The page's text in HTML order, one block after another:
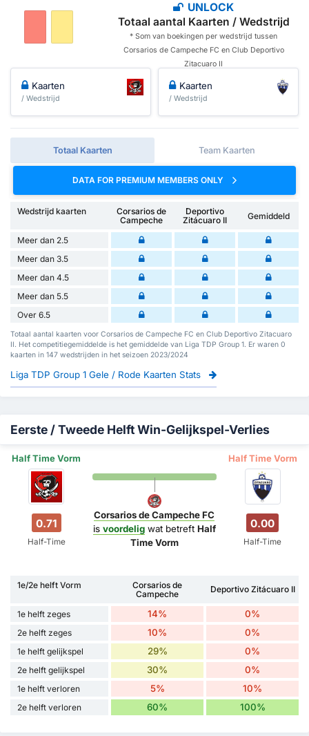
UNLOCK
Totaal aantal Kaarten / Wedstrijd
* Som van boekingen per wedstrijd tussen
Corsarios de Campeche FC en Club Deportivo
Zitacuaro II
Kaarten
/ Wedstrijd
Kaarten
/ Wedstrijd
Totaal Kaarten Team Kaarten
DATA FOR PREMIUM MEMBERS ONLY
Wedstrijd kaarten
Corsarios de
Campeche
Deportivo
Zitácuaro II
Gemiddeld
Meer dan 2.5
Meer dan 3.5
Meer dan 4.5
Meer dan 5.5
Over 6.5
Totaal aantal kaarten voor Corsarios de Campeche FC en Club Deportivo Zitacuaro
II. Het competitiegemiddelde is het gemiddelde van Liga TDP Group 1. Er waren 0
kaarten in 147 wedstrijden in het seizoen 2023/2024
Liga TDP Group 1 Gele / Rode Kaarten Stats
Eerste / Tweede Helft Win-Gelijkspel-Verlies
Half Time Vorm Half Time Vorm
0.71
Half-Time
Corsarios de Campeche FC
is voordeligwat betreft Half
Time Vorm
0.00
Half-Time
1e/2e helft Vorm
Corsarios de
Campeche
Deportivo Zitácuaro II
1e helft zeges 14% 0%
2e helft zeges 10% 0%
1e helft gelijkspel 29% 0%
2e helft gelijkspel 30% 0%
1e helft verloren 5% 10%
2e helft verloren 60% 100%